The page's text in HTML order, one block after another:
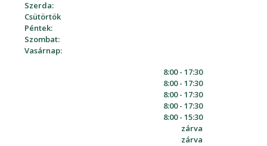
Szerda:
Csütörtök
Péntek:
Szombat:
Vasárnap:
8:00 - 17:30
8:00 - 17:30
8:00 - 17:30
8:00 - 17:30
8:00 - 15:30
zárva
zárva